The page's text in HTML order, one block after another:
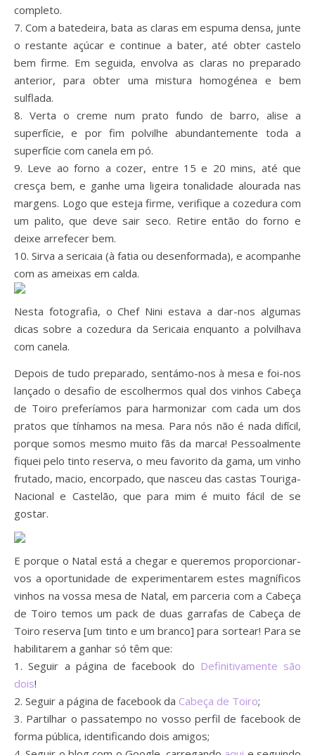
completo.
7. Com a batedeira, bata as claras em espuma densa, junte
o restante açúcar e continue a bater, até obter castelo
bem firme. Em seguida, envolva as claras no preparado
anterior, para obter uma mistura homogénea e bem
sulflada.
8. Verta o creme num prato fundo de barro, alise a
superfície, e por fim polvilhe abundantemente toda a
superfície com canela em pó.
9. Leve ao forno a cozer, entre 15 e 20 mins, até que
cresça bem, e ganhe uma ligeira tonalidade alourada nas
margens. Logo que esteja firme, verifique a cozedura com
um palito, que deve sair seco. Retire então do forno e
deixe arrefecer bem.
10. Sirva a sericaia (à fatia ou desenformada), e acompanhe
com as ameixas em calda.
Nesta fotografia, o Chef Nini estava a dar-nos algumas
dicas sobre a cozedura da Sericaia enquanto a polvilhava
com canela.
Depois de tudo preparado, sentámo-nos à mesa e foi-nos
lançado o desafio de escolhermos qual dos vinhos Cabeça
de Toiro preferíamos para harmonizar com cada um dos
pratos que tínhamos na mesa. Para nós não é nada difícil,
porque somos mesmo muito fãs da marca! Pessoalmente
fiquei pelo tinto reserva, o meu favorito da gama, um vinho
frutado, macio, encorpado, que nasceu das castas Touriga-
Nacional e Castelão, que para mim é muito fácil de se
gostar.
E porque o Natal está a chegar e queremos proporcionar-
vos a oportunidade de experimentarem estes magníficos
vinhos na vossa mesa de Natal, em parceria com a Cabeça
de Toiro temos um pack de duas garrafas de Cabeça de
Toiro reserva [um tinto e um branco] para sortear! Para se
habilitarem a ganhar só têm que:
1. Seguir a página de facebook do Definitivamente são
dois!
2. Seguir a página de facebook da Cabeça de Toiro;
3. Partilhar o passatempo no vosso perfil de facebook de
forma pública, identificando dois amigos;